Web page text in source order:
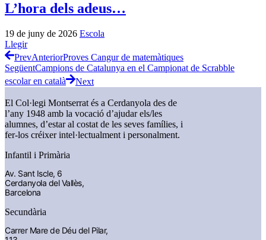
L’hora dels adeus…
19 de juny de 2026 Escola
Llegir
PrevAnteriorProves Cangur de matemàtiques
SegüentCampions de Catalunya en el Campionat de Scrabble
escolar en català
Next
El Col·legi Montserrat és a Cerdanyola des de
l’any 1948 amb la vocació d’ajudar els/les
alumnes, d’estar al costat de les seves famílies, i
fer-los créixer intel·lectualment i personalment.
Infantil i Primària
Av. Sant Iscle, 6
Cerdanyola del Vallès,
Barcelona
Secundària
Carrer Mare de Déu del Pilar,